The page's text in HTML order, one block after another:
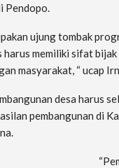
Pendopo.
ujung tombak
harus memiliki sifat
masyarakat, “ ucap
desa harus
pembangunan di